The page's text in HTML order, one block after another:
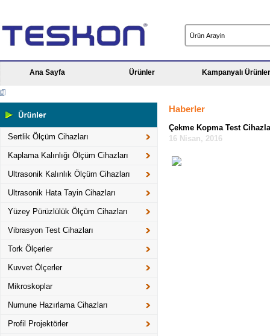
Ana Sayfa Ürünler Kampanyalı
Sertlik Ölçüm Cihazları
Kaplama Kalınlığı Ölçüm Cihazları
Ultrasonik Kalınlık Ölçüm Cihazları
Ultrasonik Hata Tayin Cihazları
Yüzey Pürüzlülük Ölçüm Cihazları
Vibrasyon Test Cihazları
Tork Ölçerler
Kuvvet Ölçerler
Mikroskoplar
Numune Hazırlama Cihazları
Profil Projektörler
Haberler
Çekme Kopma Test
16 Nisan, 2016